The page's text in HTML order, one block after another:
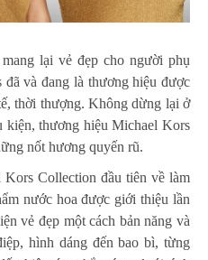
lại vẻ đẹp cho người phụ
và đang là thương hiệu được
thời thượng. Không dừng lại ở
kiện, thương hiệu Michael Kors
nốt hương quyến rũ.
Collection đầu tiên về làm
nước hoa được giới thiệu lần
vẻ đẹp một cách bản năng và
hình dáng đến bao bì, từng